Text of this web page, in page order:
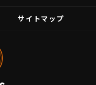
サイトマップ